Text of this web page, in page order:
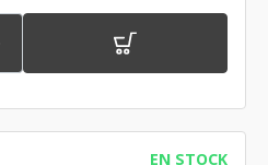
EN STOCK